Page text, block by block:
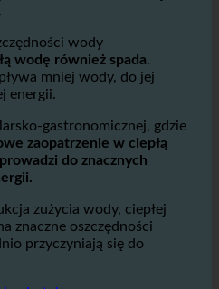
za wodę, ale także
wody
wodę również spada
energii.
gastronomicznej, gdzie
zaopatrzenie w ciepłą
zużycia wody, ciepłej
znaczne oszczędności